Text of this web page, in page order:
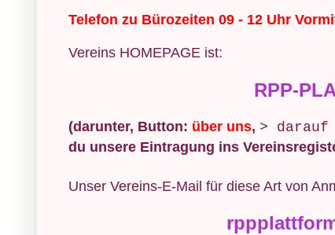
Telefon zu Bürozeiten 09 - 12 Uhr
Vereins HOMEPAGE ist:
RPP-
(darunter, Button: über uns, >
du unsere Eintragung ins
Unser Vereins-E-Mail für diese Art von